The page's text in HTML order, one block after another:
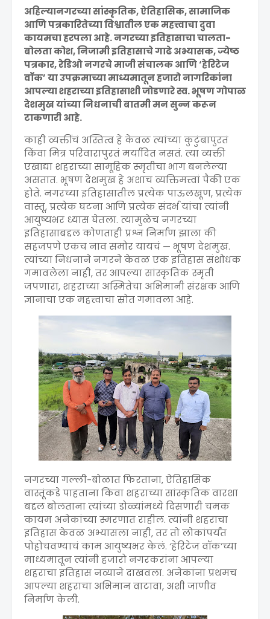
अहिल्यानगरच्या सांस्कृतिक, ऐतिहासिक, सामाजिक
आणि पत्रकारितेच्या विश्वातील एक महत्त्वाचा दुवा
कायमचा हरपला आहे. नगरच्या इतिहासाचा चालता-
बोलता कोश, निजामी इतिहासाचे गाढे अभ्यासक, ज्येष्ठ
पत्रकार, रेडिओ नगरचे माजी संचालक आणि ‘हेरिटेज
वॉक’ या उपक्रमाच्या माध्यमातून हजारो नागरिकांना
आपल्या शहराच्या इतिहासाशी जोडणारे स्व. भूषण गोपाळ
देशमुख यांच्या निधनाची बातमी मन सुन्न करून
टाकणारी आहे.
काही व्यक्तींचं अस्तित्व हे केवळ त्यांच्या कुटुंबापुरतं
किंवा मित्र परिवारापुरतं मर्यादित नसतं. त्या व्यक्ती
एखाद्या शहराच्या सामूहिक स्मृतीचा भाग बनलेल्या
असतात. भूषण देशमुख हे अशाच व्यक्तिमत्त्वां पैकी एक
होते. नगरच्या इतिहासातील प्रत्येक पाऊलखूण, प्रत्येक
वास्तू, प्रत्येक घटना आणि प्रत्येक संदर्भ यांचा त्यांनी
आयुष्यभर ध्यास घेतला. त्यामुळेच नगरच्या
इतिहासाबद्दल कोणताही प्रश्न निर्माण झाला की
सहजपणे एकच नाव समोर यायचं — भूषण देशमुख.
त्यांच्या निधनाने नगरने केवळ एक इतिहास संशोधक
गमावलेला नाही, तर आपल्या सांस्कृतिक स्मृती
जपणारा, शहराच्या अस्मितेचा अभिमानी संरक्षक आणि
ज्ञानाचा एक महत्त्वाचा स्रोत गमावला आहे.
नगरच्या गल्ली-बोळात फिरताना, ऐतिहासिक
वास्तूंकडे पाहताना किंवा शहराच्या सांस्कृतिक वारशा
बद्दल बोलताना त्यांच्या डोळ्यांमध्ये दिसणारी चमक
कायम अनेकांच्या स्मरणात राहील. त्यांनी शहराचा
इतिहास केवळ अभ्यासला नाही, तर तो लोकांपर्यंत
पोहोचवण्याचं काम आयुष्यभर केलं. ‘हेरिटेज वॉक’च्या
माध्यमातून त्यांनी हजारो नगरकरांना आपल्या
शहराचा इतिहास नव्याने दाखवला. अनेकांना प्रथमच
आपल्या शहराचा अभिमान वाटावा, अशी जाणीव
निर्माण केली.